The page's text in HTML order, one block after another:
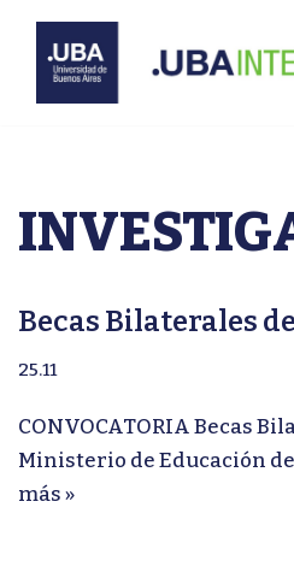
al
Becas Bilaterales
25.11
CONVOCATORIA Becas
Ministerio de Educación
más »